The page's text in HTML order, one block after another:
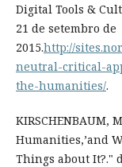
Digital Tools &
21 de setembro de
2015.http://
neutral-critical-
the-humanities/.
KIRSCHENBAUM,
Humanities,’and
Things about It?."